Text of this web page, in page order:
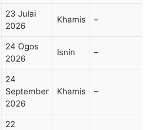
23 Julai
2026
Khamis –
24 Ogos
2026
Isnin –
24
September
2026
Khamis –
22